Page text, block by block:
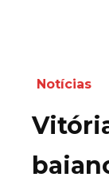
Notícias